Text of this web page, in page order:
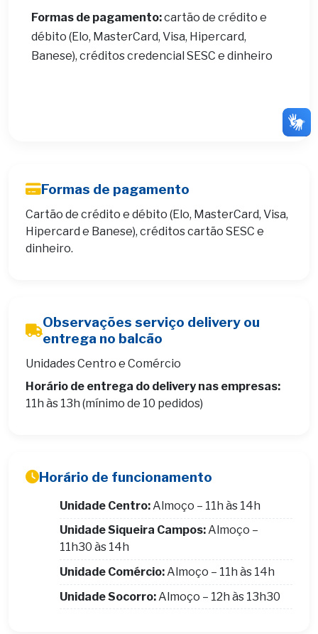
Formas de pagamento:cartão de crédito e
débito (Elo, MasterCard, Visa, Hipercard,
Banese), créditos credencial SESC e dinheiro
Formas de pagamento
Cartão de crédito e débito (Elo, MasterCard, Visa,
Hipercard e Banese), créditos cartão SESC e
dinheiro.
Observações serviço delivery ou
entrega no balcão
Unidades Centro e Comércio
Horário de entrega do delivery nas empresas:
11h às 13h (mínimo de 10 pedidos)
Horário de funcionamento
Unidade Centro: Almoço – 11h às 14h
Unidade Siqueira Campos:Almoço –
11h30 às 14h
Unidade Comércio:Almoço – 11h às 14h
Unidade Socorro: Almoço – 12h às 13h30